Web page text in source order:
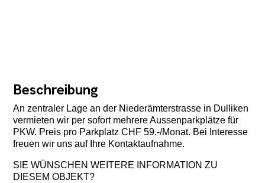
Beschreibung
An zentraler Lage an der Niederämterstrasse in Dulliken
vermieten wir per sofort mehrere Aussenparkplätze für
PKW. Preis pro Parkplatz CHF 59.-/Monat. Bei Interesse
freuen wir uns auf Ihre Kontaktaufnahme.
SIE WÜNSCHEN WEITERE INFORMATION ZU
DIESEM OBJEKT?